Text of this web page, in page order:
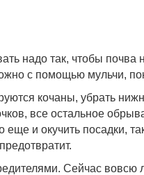
надо так, чтобы почва
с помощью мульчи,
кочаны, убрать
все остальное
еще и окучить посадки,
Сейчас вовсю